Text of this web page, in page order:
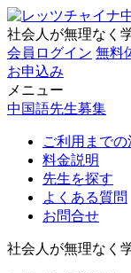
社会人が無理なく
会員ログイン 無料
お申込み
メニュー
中国語先生募集
ご利用までの
料金説明
先生を探す
よくある質問
お問合せ
社会人が無理なく